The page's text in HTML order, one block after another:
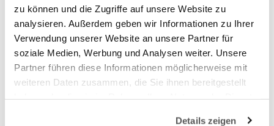
zu können und die Zugriffe auf unsere Website zu
analysieren. Außerdem geben wir Informationen zu Ihrer
Verwendung unserer Website an unsere Partner für
soziale Medien, Werbung und Analysen weiter. Unsere
Partner führen diese Informationen möglicherweise mit
weiteren Daten zusammen, die Sie ihnen bereitgestellt
Details zeigen
Mit Hessing Qualität vor Ort
Mit langjähriger Erfahrung sind wir Ihr Partner vor Ort.
Unsere Standorte in Augsburg, Königsbrunn und
wohnortnahe Betreuung für die ganze Familie. Alle Praxen